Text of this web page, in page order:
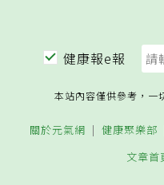
健康報e報
本站內容僅供參考，一
關於元氣網 健康聚樂部
文章首